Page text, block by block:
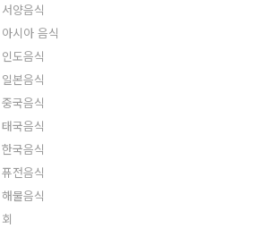
서양음식
아시아 음식
인도음식
일본음식
중국음식
태국음식
한국음식
퓨전음식
해물음식
회